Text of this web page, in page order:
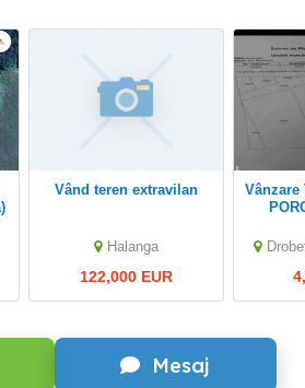
Mesaj
Vând teren extravilan
Halanga
122,000 EUR
Vânzare Teren Arabil, Sat